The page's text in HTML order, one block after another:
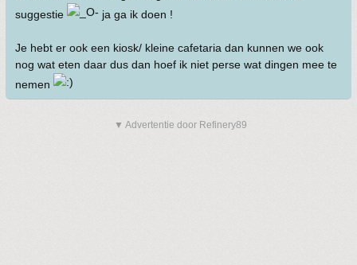
suggestie
ja ga ik doen !
Je hebt er ook een kiosk/ kleine cafetaria dan kunnen we ook
nog wat eten daar dus dan hoef ik niet perse wat dingen mee te
nemen
▼ Advertentie door Refinery89